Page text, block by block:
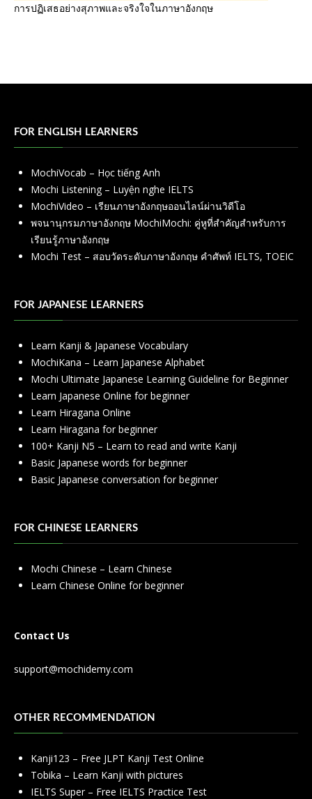
การปฏิเสธอย่างสุภาพและจริงใจในภาษาอังกฤษ
FOR ENGLISH LEARNERS
MochiVocab – Học tiếng Anh
Mochi Listening – Luyện nghe IELTS
MochiVideo – เรียนภาษาอังกฤษออนไลน์ผ่านวิดีโอ
พจนานุกรมภาษาอังกฤษ MochiMochi: คู่หูที่สำคัญสำหรับการ
เรียนรู้ภาษาอังกฤษ
Mochi Test – สอบวัดระดับภาษาอังกฤษ คำศัพท์ IELTS, TOEIC
FOR JAPANESE LEARNERS
Learn Kanji & Japanese Vocabulary
MochiKana – Learn Japanese Alphabet
Mochi Ultimate Japanese Learning Guideline for Beginner
Learn Japanese Online for beginner
Learn Hiragana Online
Learn Hiragana for beginner
100+ Kanji N5 – Learn to read and write Kanji
Basic Japanese words for beginner
Basic Japanese conversation for beginner
FOR CHINESE LEARNERS
Mochi Chinese – Learn Chinese
Learn Chinese Online for beginner
Contact Us
support@mochidemy.com
OTHER RECOMMENDATION
Kanji123 – Free JLPT Kanji Test Online
Tobika – Learn Kanji with pictures
IELTS Super – Free IELTS Practice Test